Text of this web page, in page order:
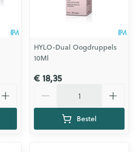
HYLO-Dual Oogdruppels
10Ml
€ 18,35
Bestel